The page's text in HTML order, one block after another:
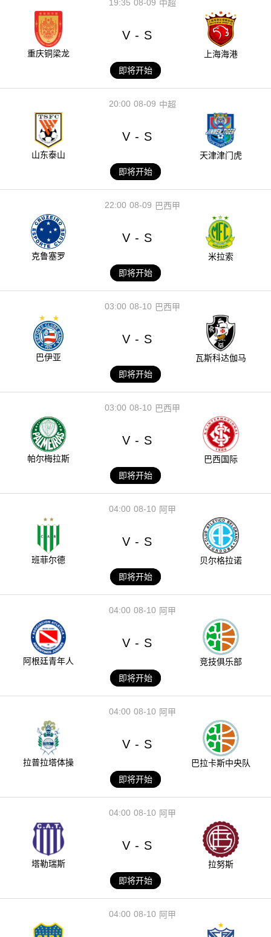
08-09
19:35 中超
重庆铜梁龙
V - S
上海海港
即将开始
08-09
20:00 中超
山东泰山
V - S
天津津门虎
即将开始
08-09
22:00 巴西甲
克鲁塞罗
V - S
米拉索
即将开始
08-10
03:00 巴西甲
巴伊亚
V - S
瓦斯科达伽马
即将开始
08-10
03:00 巴西甲
帕尔梅拉斯
V - S
巴西国际
即将开始
08-10
04:00 阿甲
班菲尔德
V - S
贝尔格拉诺
即将开始
08-10
04:00 阿甲
阿根廷青年人
V - S
竞技俱乐部
即将开始
08-10
04:00 阿甲
拉普拉塔体操
V - S
巴拉卡斯中央队
即将开始
08-10
04:00 阿甲
塔勒瑞斯
V - S
拉努斯
即将开始
08-10
04:00 阿甲